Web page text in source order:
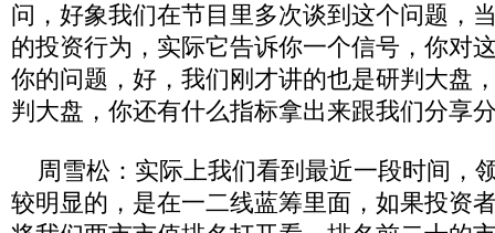
问，好象我们在节目里多次谈到这个问题，
的投资行为，实际它告诉你一个信号，你对
你的问题，好，我们刚才讲的也是研判大盘
判大盘，你还有什么指标拿出来跟我们分享
周雪松：实际上我们看到最近一段时间，
较明显的，是在一二线蓝筹里面，如果投资